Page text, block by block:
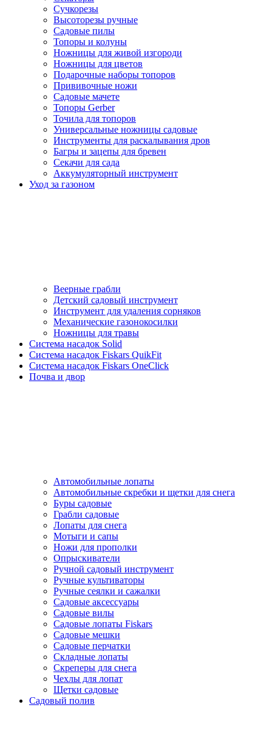
Сучкорезы
Высоторезы ручные
Садовые пилы
Топоры и колуны
Ножницы для живой изгороди
Ножницы для цветов
Подарочные наборы топоров
Прививочные ножи
Садовые мачете
Топоры Gerber
Точила для топоров
Универсальные ножницы садовые
Инструменты для раскалывания дров
Багры и зацепы для бревен
Секачи для сада
Аккумуляторный инструмент
Уход за газоном
Веерные грабли
Детский садовый инструмент
Инструмент для удаления сорняков
Механические газонокосилки
Ножницы для травы
Система насадок Solid
Система насадок Fiskars QuikFit
Система насадок Fiskars OneClick
Почва и двор
Автомобильные лопаты
Автомобильные скребки и щетки для снега
Буры садовые
Грабли садовые
Лопаты для снега
Мотыги и сапы
Ножи для прополки
Опрыскиватели
Ручной садовый инструмент
Ручные культиваторы
Ручные сеялки и сажалки
Садовые аксессуары
Садовые вилы
Садовые лопаты Fiskars
Садовые мешки
Садовые перчатки
Складные лопаты
Скреперы для снега
Чехлы для лопат
Щетки садовые
Садовый полив